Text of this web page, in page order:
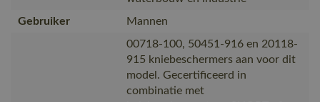
Gebruiker
Mannen
00718-100, 50451-916 en 20118-
915 kniebeschermers aan voor dit
model. Gecertificeerd in
combinatie met